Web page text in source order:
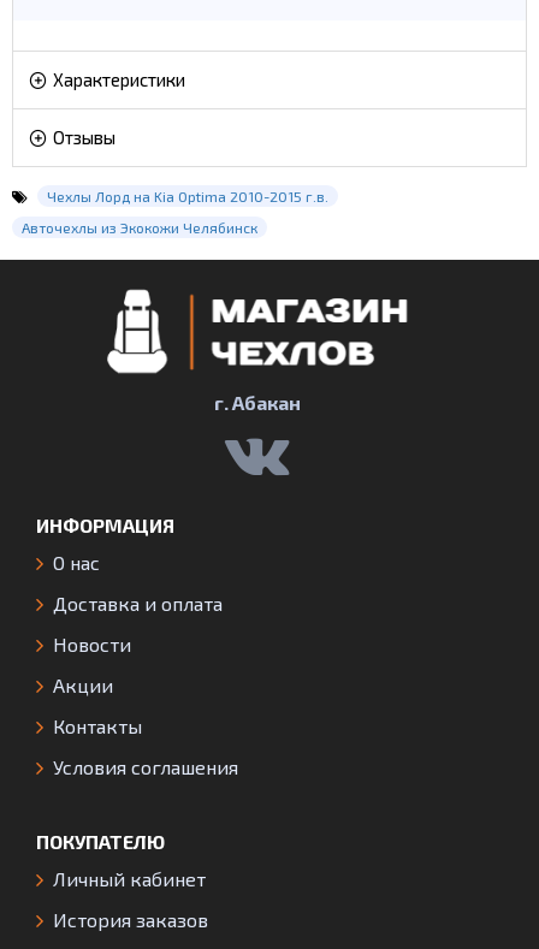
Характеристики
Отзывы
Чехлы Лорд на Kia Optima 2010-2015 г.в.
Авточехлы из Экокожи Челябинск
г. Абакан
ИНФОРМАЦИЯ
О нас
Доставка и оплата
Новости
Акции
Контакты
Условия соглашения
ПОКУПАТЕЛЮ
Личный кабинет
История заказов